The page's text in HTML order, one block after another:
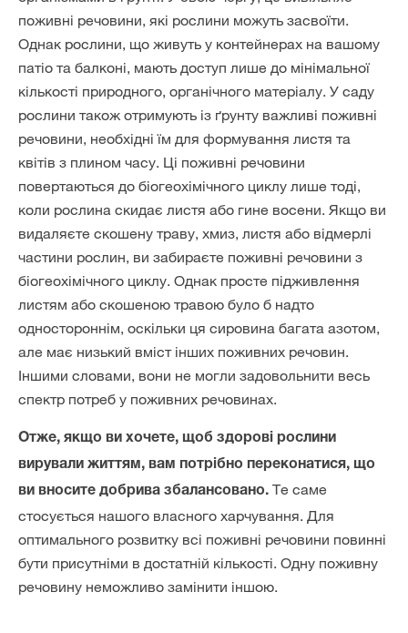
поживні речовини, які рослини можуть засвоїти.
Однак рослини, що живуть у контейнерах на вашому
патіо та балконі, мають доступ лише до мінімальної
кількості природного, органічного матеріалу. У саду
рослини також отримують із ґрунту важливі поживні
речовини, необхідні їм для формування листя та
квітів з плином часу. Ці поживні речовини
повертаються до біогеохімічного циклу лише тоді,
коли рослина скидає листя або гине восени. Якщо ви
видаляєте скошену траву, хмиз, листя або відмерлі
частини рослин, ви забираєте поживні речовини з
біогеохімічного циклу. Однак просте підживлення
листям або скошеною травою було б надто
одностороннім, оскільки ця сировина багата азотом,
але має низький вміст інших поживних речовин.
Іншими словами, вони не могли задовольнити весь
спектр потреб у поживних речовинах.
Отже, якщо ви хочете, щоб здорові рослини
вирували життям, вам потрібно переконатися, що
ви вносите добрива збалансовано. Те саме
стосується нашого власного харчування. Для
оптимального розвитку всі поживні речовини повинні
бути присутніми в достатній кількості. Одну поживну
речовину неможливо замінити іншою.